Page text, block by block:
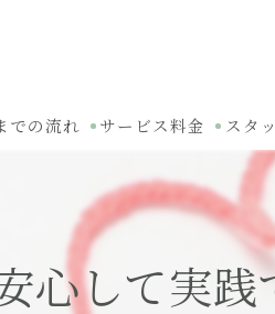
での流れ サービス料金 スタ
心して実践